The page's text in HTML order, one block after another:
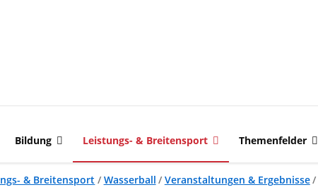
Bildung Leistungs- & Breitensport Themenfelder
& Breitensport / Wasserball / Veranstaltungen & Ergebnisse/